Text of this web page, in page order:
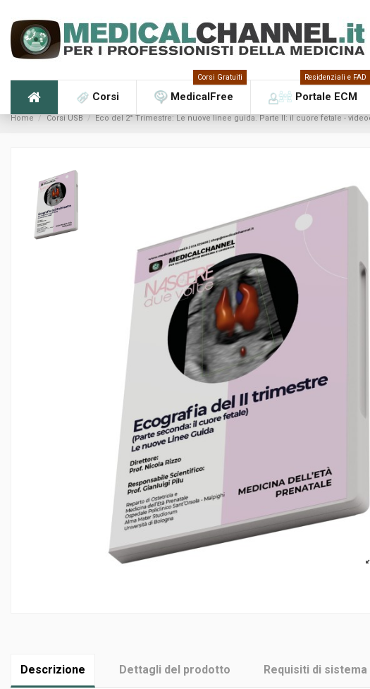
Corsi MedicalFree
Corsi Gratuiti
Portale ECM
Residenziali e FAD
Home Corsi USB Eco del 2° Trimestre: Le nuove linee guida. Parte II: il cuore fetale -
Descrizione Dettagli del prodotto Requisiti di sistema